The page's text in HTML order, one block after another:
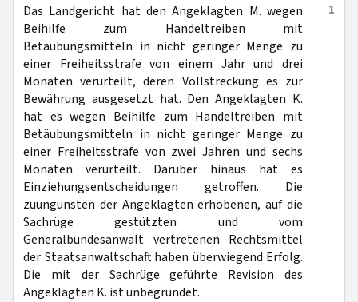
1
Das Landgericht hat den Angeklagten M. wegen
Beihilfe zum Handeltreiben mit
Betäubungsmitteln in nicht geringer Menge zu
einer Freiheitsstrafe von einem Jahr und drei
Monaten verurteilt, deren Vollstreckung es zur
Bewährung ausgesetzt hat. Den Angeklagten K.
hat es wegen Beihilfe zum Handeltreiben mit
Betäubungsmitteln in nicht geringer Menge zu
einer Freiheitsstrafe von zwei Jahren und sechs
Monaten verurteilt. Darüber hinaus hat es
Einziehungsentscheidungen getroffen. Die
zuungunsten der Angeklagten erhobenen, auf die
Sachrüge gestützten und vom
Generalbundesanwalt vertretenen Rechtsmittel
der Staatsanwaltschaft haben überwiegend Erfolg.
Die mit der Sachrüge geführte Revision des
Angeklagten K. ist unbegründet.